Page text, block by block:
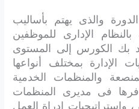
والذى يهتم بأساليب
بالنظام الإدارى للموظفين
بك الكورس إلى المستوى
الإدارة بمختلف أنواعها
والمنظمات الخدمية
فى مديرى المنظمات
، وإستراتيجيات إدراة العمل